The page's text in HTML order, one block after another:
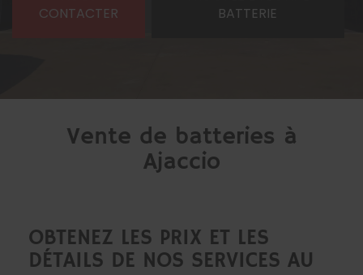
CONTACTER
BATTERIE
Vente de batteries à
Ajaccio
OBTENEZ LES PRIX ET LES
DÉTAILS DE NOS SERVICES AU